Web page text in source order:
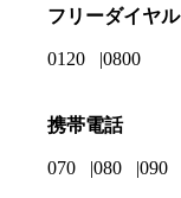
フリーダイヤル
0120 0800
携帯電話
070 080 090